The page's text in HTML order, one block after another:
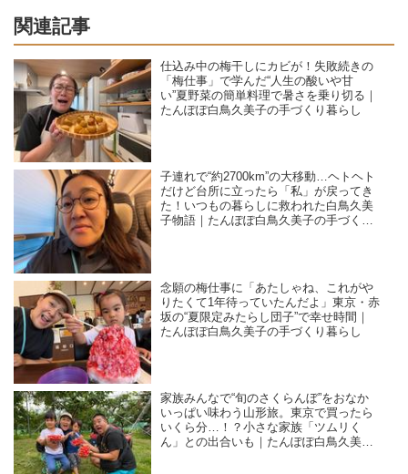
関連記事
仕込み中の梅干しにカビが！失敗続きの
「梅仕事」で学んだ“人生の酸いや甘
い”夏野菜の簡単料理で暑さを乗り切る｜
たんぽぽ白鳥久美子の手づくり暮らし
子連れで“約2700km”の大移動…ヘトヘト
だけど台所に立ったら「私」が戻ってき
た！いつもの暮らしに救われた白鳥久美
子物語｜たんぽぽ白鳥久美子の手づくり
念願の梅仕事に「あたしゃね、これがや
りたくて1年待っていたんだよ」東京・赤
坂の“夏限定みたらし団子”で幸せ時間｜
たんぽぽ白鳥久美子の手づくり暮らし
家族みんなで“旬のさくらんぼ”をおなか
いっぱい味わう山形旅。東京で買ったら
いくら分…！？小さな家族「ツムリく
ん」との出合いも｜たんぽぽ白鳥久美子